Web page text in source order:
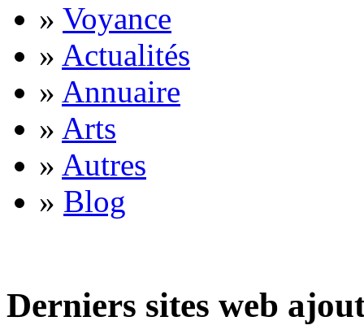
» Voyance
» Actualités
» Annuaire
» Arts
» Autres
» Blog
Derniers sites web